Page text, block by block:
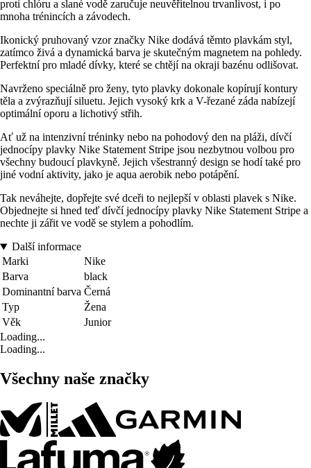
proti chlóru a slané vodě zaručuje neuvěřitelnou trvanlivost, i po
mnoha trénincích a závodech.
Ikonický pruhovaný vzor značky Nike dodává těmto plavkám styl,
zatímco živá a dynamická barva je skutečným magnetem na pohledy.
Perfektní pro mladé dívky, které se chtějí na okraji bazénu odlišovat.
Navrženo speciálně pro ženy, tyto plavky dokonale kopírují kontury
těla a zvýrazňují siluetu. Jejich vysoký krk a V-řezané záda nabízejí
optimální oporu a lichotivý střih.
Ať už na intenzivní tréninky nebo na pohodový den na pláži, dívčí
jednocípy plavky Nike Statement Stripe jsou nezbytnou volbou pro
všechny budoucí plavkyně. Jejich všestranný design se hodí také pro
jiné vodní aktivity, jako je aqua aerobik nebo potápění.
Tak neváhejte, dopřejte své dceři to nejlepší v oblasti plavek s Nike.
Objednejte si hned teď dívčí jednocípy plavky Nike Statement Stripe a
nechte ji zářit ve vodě se stylem a pohodlím.
Další informace
Marki
Nike
Barva
black
Dominantní barva Černá
Typ
Žena
Věk
Junior
Loading...
Loading...
Všechny naše značky